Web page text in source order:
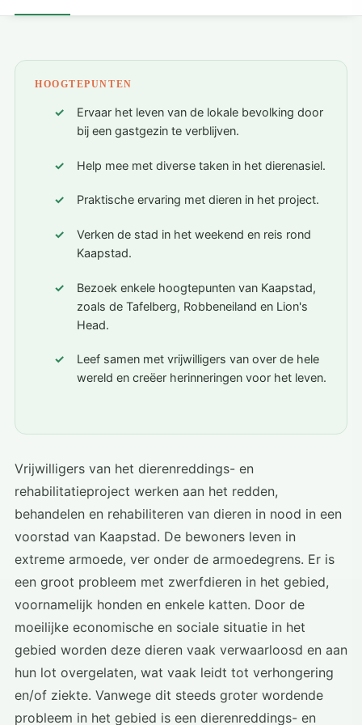
HOOGTEPUNTEN
Ervaar het leven van de lokale bevolking door
bij een gastgezin te verblijven.
Help mee met diverse taken in het dierenasiel.
Praktische ervaring met dieren in het project.
Verken de stad in het weekend en reis rond
Kaapstad.
Bezoek enkele hoogtepunten van Kaapstad,
zoals de Tafelberg, Robbeneiland en Lion's
Head.
Leef samen met vrijwilligers van over de hele
wereld en creëer herinneringen voor het leven.
Vrijwilligers van het dierenreddings- en
rehabilitatieproject werken aan het redden,
behandelen en rehabiliteren van dieren in nood in een
voorstad van Kaapstad. De bewoners leven in
extreme armoede, ver onder de armoedegrens. Er is
een groot probleem met zwerfdieren in het gebied,
voornamelijk honden en enkele katten. Door de
moeilijke economische en sociale situatie in het
gebied worden deze dieren vaak verwaarloosd en aan
hun lot overgelaten, wat vaak leidt tot verhongering
en/of ziekte. Vanwege dit steeds groter wordende
probleem in het gebied is een dierenreddings- en